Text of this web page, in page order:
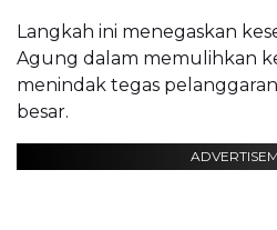
Langkah ini menegaskan
Agung dalam memulihkan
menindak tegas
besar.